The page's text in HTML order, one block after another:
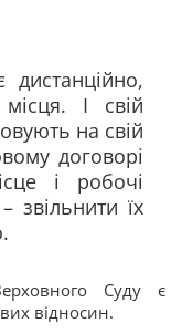
І свій
на свій
договорі
і робочі
звільнити їх
Суду є
відносин.